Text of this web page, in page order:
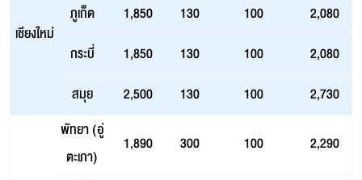
เชียงใหม่
ภูเก็ต
1,850 130 100
2,080
กระบี่
1,850 130 100
2,080
สมุย
2,500 130 100 2,730
พัทยา (อู่
ตะเภา)
1,890 300 100 2,290